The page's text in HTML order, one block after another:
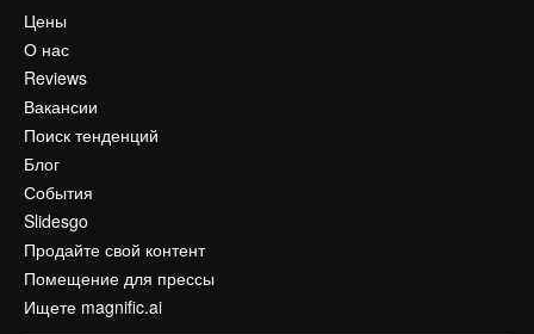
Цены
О нас
Reviews
Вакансии
Поиск тенденций
Блог
События
Slidesgo
Продайте свой контент
Помещение для прессы
Ищете magnific.ai